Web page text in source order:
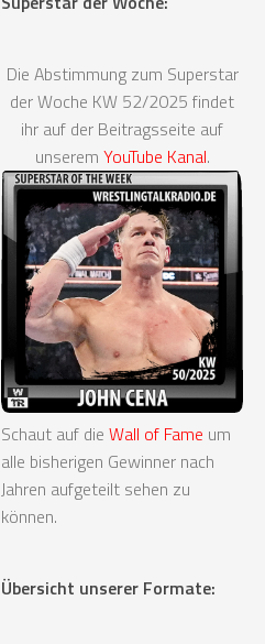
Die Abstimmung zum Superstar
der Woche KW 52/2025 findet
ihr auf der Beitragsseite auf
unserem YouTube Kanal.
Schaut auf die Wall of Fame um
alle bisherigen Gewinner nach
Jahren aufgeteilt sehen zu
können.
Übersicht unserer Formate: